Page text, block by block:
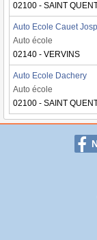
02100 - SAINT
Auto Ecole Cauet
Auto école
02140 - VERVINS
Auto Ecole Dachery
Auto école
02100 - SAINT